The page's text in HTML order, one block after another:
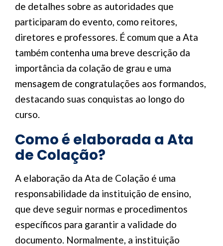
de detalhes sobre as autoridades que
participaram do evento, como reitores,
diretores e professores. É comum que a Ata
também contenha uma breve descrição da
importância da colação de grau e uma
mensagem de congratulações aos formandos,
destacando suas conquistas ao longo do
curso.
Como é elaborada a Ata
de Colação?
A elaboração da Ata de Colação é uma
responsabilidade da instituição de ensino,
que deve seguir normas e procedimentos
específicos para garantir a validade do
documento. Normalmente, a instituição